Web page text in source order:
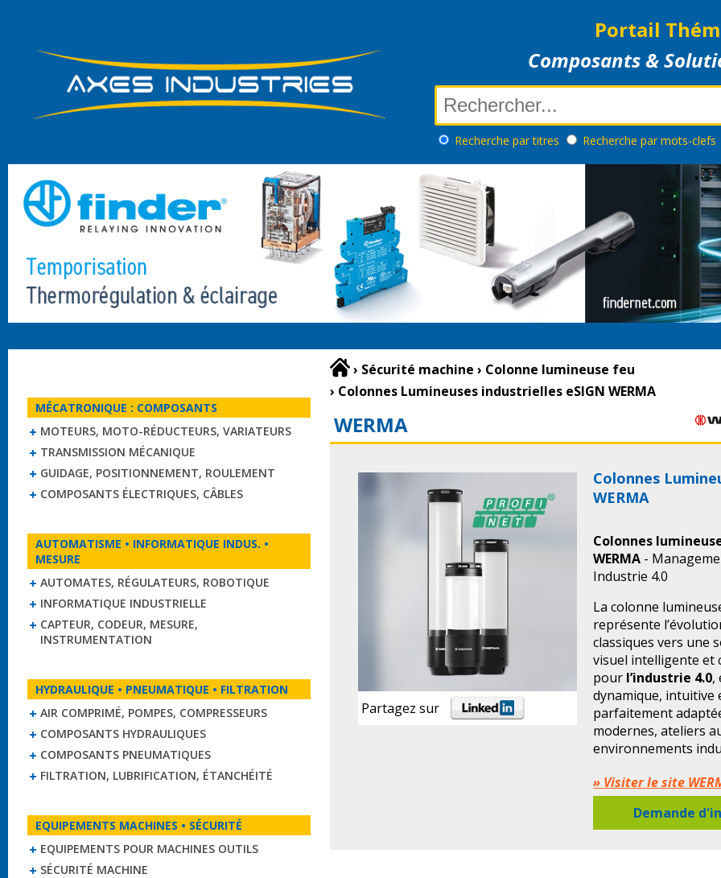
Portail
Composants &
Recherche par titres Recherche par mots-clefs
MÉCATRONIQUE : COMPOSANTS
MOTEURS, MOTO-RÉDUCTEURS, VARIATEURS
TRANSMISSION MÉCANIQUE
GUIDAGE, POSITIONNEMENT, ROULEMENT
COMPOSANTS ÉLECTRIQUES, CÂBLES
AUTOMATISME • INFORMATIQUE INDUS. •
MESURE
AUTOMATES, RÉGULATEURS, ROBOTIQUE
INFORMATIQUE INDUSTRIELLE
CAPTEUR, CODEUR, MESURE,
INSTRUMENTATION
HYDRAULIQUE • PNEUMATIQUE • FILTRATION
AIR COMPRIMÉ, POMPES, COMPRESSEURS
COMPOSANTS HYDRAULIQUES
COMPOSANTS PNEUMATIQUES
FILTRATION, LUBRIFICATION, ÉTANCHÉITÉ
EQUIPEMENTS MACHINES • SÉCURITÉ
EQUIPEMENTS POUR MACHINES OUTILS
SÉCURITÉ MACHINE
› Sécurité machine › Colonne lumineuse feu
› Colonnes Lumineuses industrielles eSIGN WERMA
WERMA
Partagez sur
Colonnes
WERMA
Colonnes
WERMA -
Industrie 4.0
La colonne
représente
classiques vers une
visuel intelligente et
pour l’industrie 4.0,
dynamique, intuitive
parfaitement
modernes, ateliers
environnements
Grâce à sa
garantit fiabilité et
conditions les plus
» Visiter le site
Demande